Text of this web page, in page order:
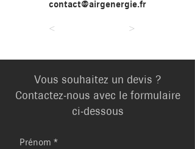
contact@airgenergie.fr
< >
Vous souhaitez un devis ?
Contactez-nous avec le formulaire
ci-dessous
Prénom